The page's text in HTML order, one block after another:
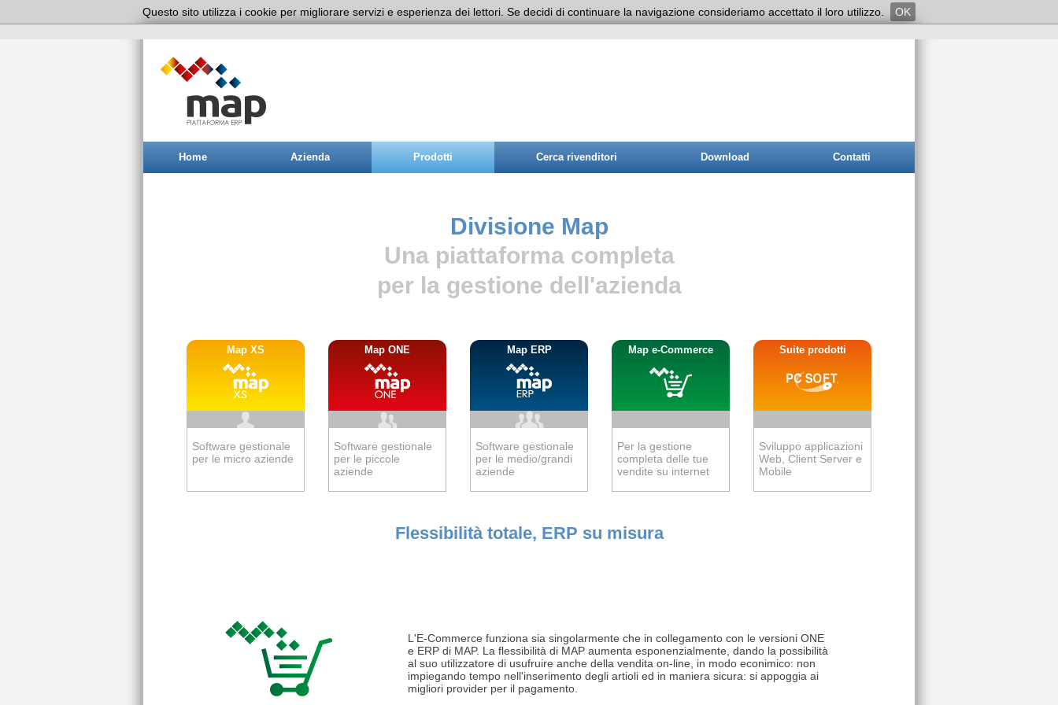
Questo sito utilizza i cookie per migliorare servizi e esperienza dei lettori. Se decidi di continuare la navigazione consideriamo accettato il loro utilizzo. OK
Home Azienda Prodotti Cerca rivenditori Download Contatti
Divisione Map
Una piattaforma completa
per la gestione dell'azienda
Map XS
Software gestionale
per le micro aziende
Map ONE
Software gestionale
per le piccole
aziende
Map ERP
Software gestionale
per le medio/grandi
aziende
Map e-Commerce
Per la gestione
completa delle tue
vendite su internet
Suite prodotti
Sviluppo applicazioni
Web, Client Server e
Mobile
Flessibilità totale, ERP su misura
L'E-Commerce funziona sia singolarmente che in collegamento con le versioni ONE
e ERP di MAP. La flessibilità di MAP aumenta esponenzialmente, dando la possibilità
al suo utilizzatore di usufruire anche della vendita on-line, in modo econimico: non
impiegando tempo nell'inserimento degli artioli ed in maniera sicura: si appoggia ai
migliori provider per il pagamento.